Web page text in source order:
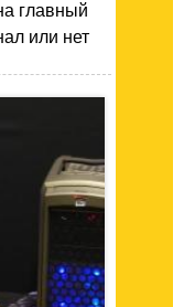
главный
или нет